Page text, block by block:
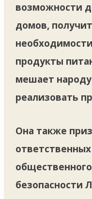
возможности
домов,
продукты
мешает народу
реализовать
Она также
безопасности